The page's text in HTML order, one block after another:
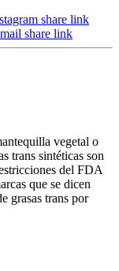
vegetal o
trans sintéticas son
del FDA
que se dicen
grasas trans por